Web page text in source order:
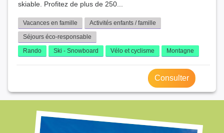
skiable. Profitez de plus de 250...
Vacances en famille
Activités enfants / famille
Séjours éco-responsable
Rando
Ski - Snowboard Vélo et cyclisme Montagne
Consulter